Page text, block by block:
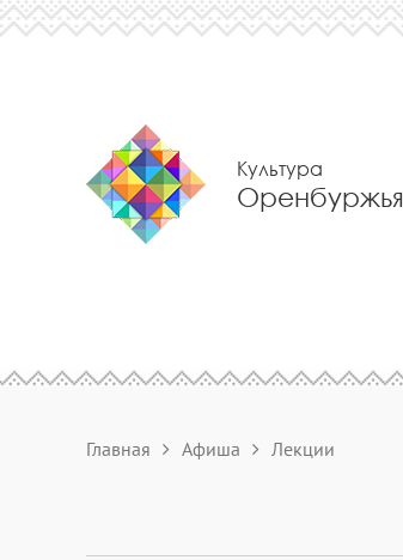
Культура
Оренбуржья
Главная Афиша Лекции